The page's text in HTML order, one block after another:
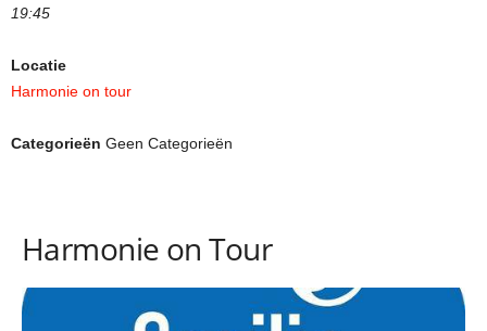
19:45
Locatie
Harmonie on tour
Categorieën Geen Categorieën
Harmonie on Tour